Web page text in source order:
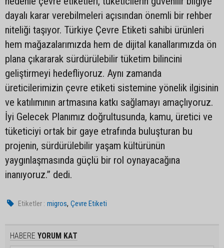
dayalı karar verebilmeleri açısından önemli bir rehber
niteliği taşıyor. Türkiye Çevre Etiketi sahibi ürünleri
hem mağazalarımızda hem de dijital kanallarımızda ön
plana çıkararak sürdürülebilir tüketim bilincini
geliştirmeyi hedefliyoruz. Aynı zamanda
üreticilerimizin çevre etiketi sistemine yönelik ilgisinin
ve katılımının artmasına katkı sağlamayı amaçlıyoruz.
İyi Gelecek Planımız doğrultusunda, kamu, üretici ve
tüketiciyi ortak bir gaye etrafında buluşturan bu
projenin, sürdürülebilir yaşam kültürünün
yaygınlaşmasında güçlü bir rol oynayacağına
inanıyoruz.” dedi.
Etiketler : migros,Çevre Etiketi
HABERE YORUM KAT